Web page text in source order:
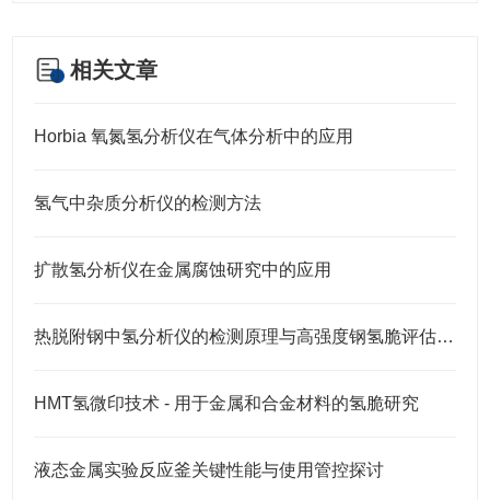
相关文章
Horbia 氧氮氢分析仪在气体分析中的应用
氢气中杂质分析仪的检测方法
扩散氢分析仪在金属腐蚀研究中的应用
热脱附钢中氢分析仪的检测原理与高强度钢氢脆评估应用
HMT氢微印技术 - 用于金属和合金材料的氢脆研究
液态金属实验反应釜关键性能与使用管控探讨